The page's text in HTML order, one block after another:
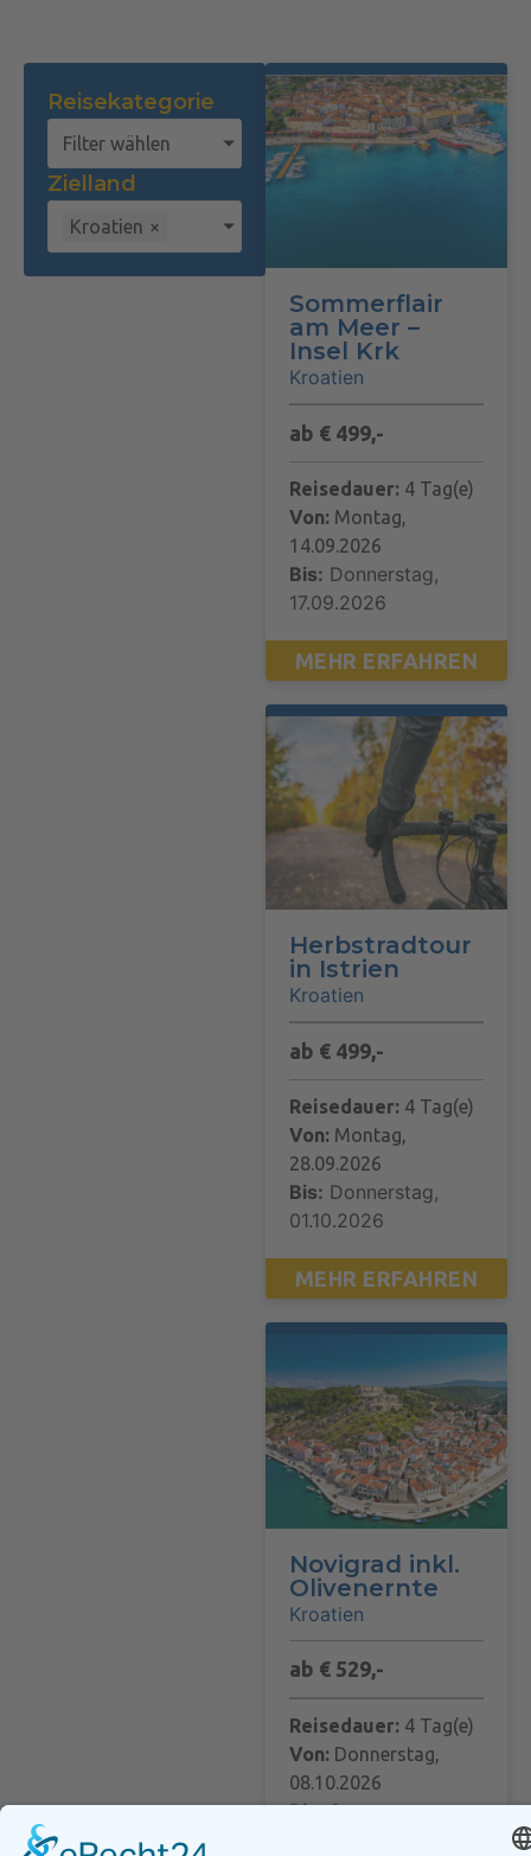
Reisekategorie
Filter wählen
Zielland
Kroatien ×
Sommerflair
am Meer –
Insel Krk
Kroatien
ab € 499,-
Reisedauer: 4 Tag(e)
Von: Montag,
14.09.2026
Bis: Donnerstag,
17.09.2026
MEHR ERFAHREN
Herbstradtour
in Istrien
Kroatien
ab € 499,-
Reisedauer: 4 Tag(e)
Von: Montag,
28.09.2026
Bis: Donnerstag,
01.10.2026
MEHR ERFAHREN
Novigrad inkl.
Olivenernte
Kroatien
ab € 529,-
Reisedauer: 4 Tag(e)
Von: Donnerstag,
08.10.2026
Bis:Sonntag,